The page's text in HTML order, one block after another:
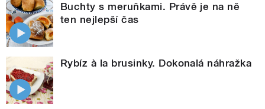
Buchty s meruňkami. Právě je na ně
ten nejlepší čas
Rybíz à la brusinky. Dokonalá náhražka